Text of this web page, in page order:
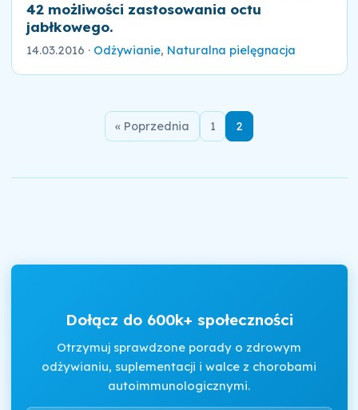
42 możliwości zastosowania octu
jabłkowego.
14.03.2016 · Odżywianie, Naturalna pielęgnacja
« Poprzednia 1 2
Dołącz do 600k+ społeczności
Otrzymuj sprawdzone porady o zdrowym
odżywianiu, suplementacji i walce z chorobami
autoimmunologicznymi.